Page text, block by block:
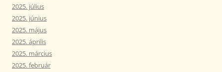
2025. július
2025. június
2025. május
2025. április
2025. március
2025. február